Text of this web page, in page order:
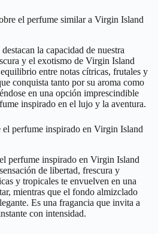
el perfume similar a Virgin Island
la capacidad de nuestra
y el exotismo de Virgin Island
entre notas cítricas, frutales y
conquista tanto por su aroma como
en una opción imprescindible
inspirado en el lujo y la aventura.
el perfume inspirado en Virgin Island
perfume inspirado en Virgin Island
de libertad, frescura y
y tropicales te envuelven en una
mientras que el fondo almizclado
Es una fragancia que invita a
con intensidad.